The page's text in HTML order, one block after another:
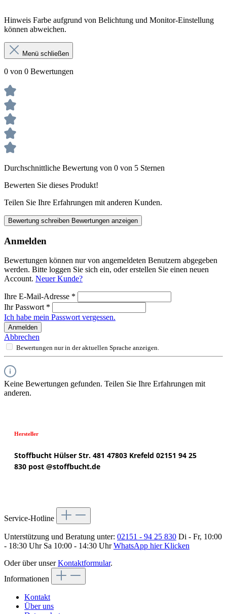
Hinweis Farbe aufgrund von Belichtung und Monitor-Einstellung
können abweichen.
Menü schließen
0 von 0 Bewertungen
Durchschnittliche Bewertung von 0 von 5 Sternen
Bewerten Sie dieses Produkt!
Teilen Sie Ihre Erfahrungen mit anderen Kunden.
Bewertung schreiben Bewertungen anzeigen
Anmelden
Bewertungen können nur von angemeldeten Benutzern abgegeben
werden. Bitte loggen Sie sich ein, oder erstellen Sie einen neuen
Account. Neuer Kunde?
Ihre E-Mail-Adresse *
Ihr Passwort *
Ich habe mein Passwort vergessen.
Anmelden
Abbrechen
Bewertungen nur in der aktuellen Sprache anzeigen.
Keine Bewertungen gefunden. Teilen Sie Ihre Erfahrungen mit
anderen.
Hersteller
Stoffbucht Hülser Str. 481 47803 Krefeld 02151 94 25
830 post @stoffbucht.de
Service-Hotline
Unterstützung und Beratung unter: 02151 - 94 25 830 Di - Fr, 10:00
- 18:30 Uhr Sa 10:00 - 14:30 UhrWhatsApp hier Klicken
Oder über unserKontaktformular.
Informationen
Kontakt
Über uns